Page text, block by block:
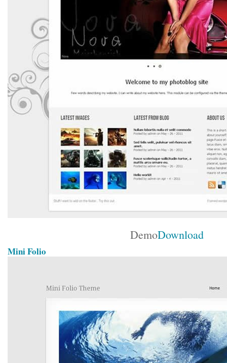
DemoDownload
Mini Folio